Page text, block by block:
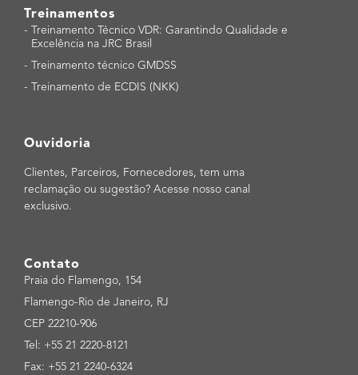
Treinamentos
-
Treinamento Técnico VDR: Garantindo Qualidade e
Excelência na JRC Brasil
-
Treinamento técnico GMDSS
-
Treinamento de ECDIS (NKK)
Ouvidoria
Clientes, Parceiros, Fornecedores, tem uma
reclamação ou sugestão? Acesse nosso canal
exclusivo.
Contato
Praia do Flamengo, 154
Flamengo-Rio de Janeiro, RJ
CEP 22210-906
Tel: +55 21 2220-8121
Fax: +55 21 2240-6324